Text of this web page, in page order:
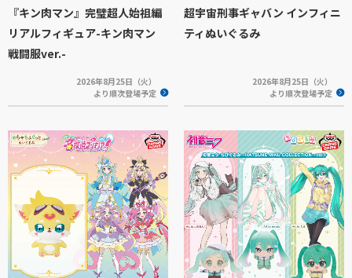
『キン肉マン』完璧超人始祖編
リアルフィギュア-キン肉マン
戦闘服ver.-
2026年8月25日（火）
より順次登場予定
超宇宙刑事ギャバン インフィニ
ティぬいぐるみ
2026年8月25日（火）
より順次登場予定